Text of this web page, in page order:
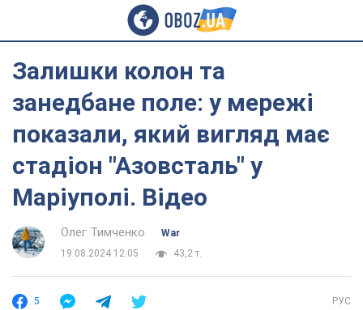
Залишки колон та
занедбане поле: у мережі
показали, який вигляд має
стадіон "Азовсталь" у
Маріуполі. Відео
Олег Тимченко
War
19.08.2024 12:05
43,2 т.
5 РУС